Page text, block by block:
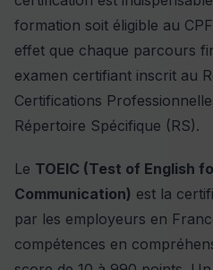
formation soit éligible au
effet que chaque parcours
examen certifiant inscrit au
Certifications
Répertoire Spécifique (RS).
Le TOEIC (Test of English
Communication) est la
par les employeurs en
compétences en